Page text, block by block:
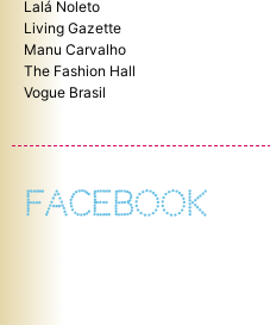
Lalá Noleto
Living Gazette
Manu Carvalho
The Fashion Hall
Vogue Brasil
FACEBOOK